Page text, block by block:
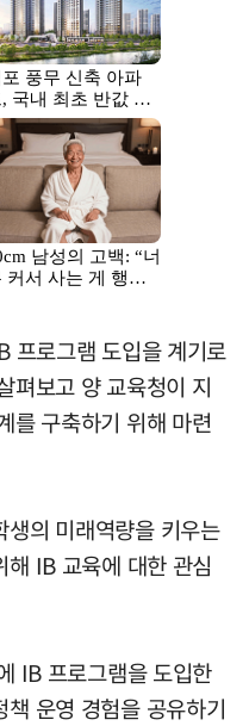
프로그램 도입을 계기로
펴보고 양 교육청이 지
를 구축하기 위해 마련
의 미래역량을 키우는
IB 교육에 대한 관심
IB 프로그램을 도입한
운영 경험을 공유하기